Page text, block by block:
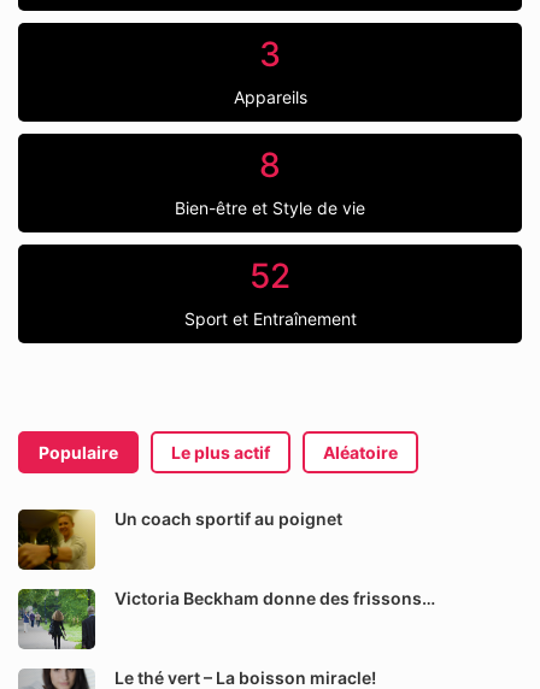
3
Appareils
8
Bien-être et Style de vie
52
Sport et Entraînement
Populaire Le plus actif Aléatoire
Un coach sportif au poignet
Victoria Beckham donne des frissons…
Le thé vert – La boisson miracle!